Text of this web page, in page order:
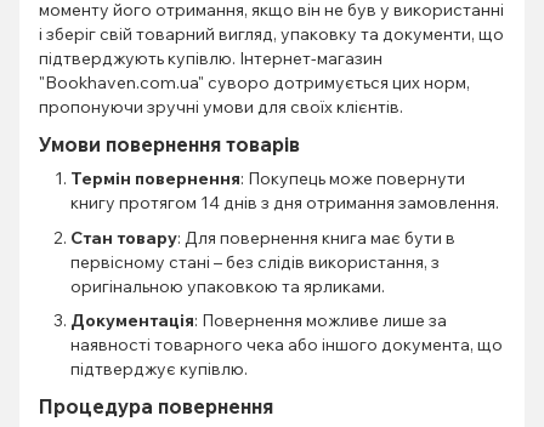
моменту його отримання, якщо він не був у використанні
і зберіг свій товарний вигляд, упаковку та документи, що
підтверджують купівлю. Інтернет-магазин
"Bookhaven.com.ua" суворо дотримується цих норм,
пропонуючи зручні умови для своїх клієнтів.
Умови повернення товарів
Термін повернення: Покупець може повернути
книгу протягом 14 днів з дня отримання замовлення.
Стан товару: Для повернення книга має бути в
первісному стані – без слідів використання, з
оригінальною упаковкою та ярликами.
Документація: Повернення можливе лише за
наявності товарного чека або іншого документа, що
підтверджує купівлю.
Процедура повернення